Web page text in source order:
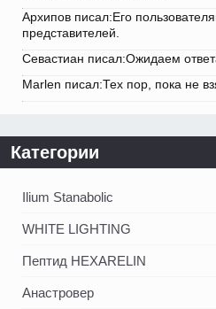
Архипов писал:Его
представителей.
Севастиан писал:Ожидаем
Marlen писал:Тех пор, пока не
Категории
Ilium Stanabolic
WHITE LIGHTING
Пептид HEXARELIN
Анастровер